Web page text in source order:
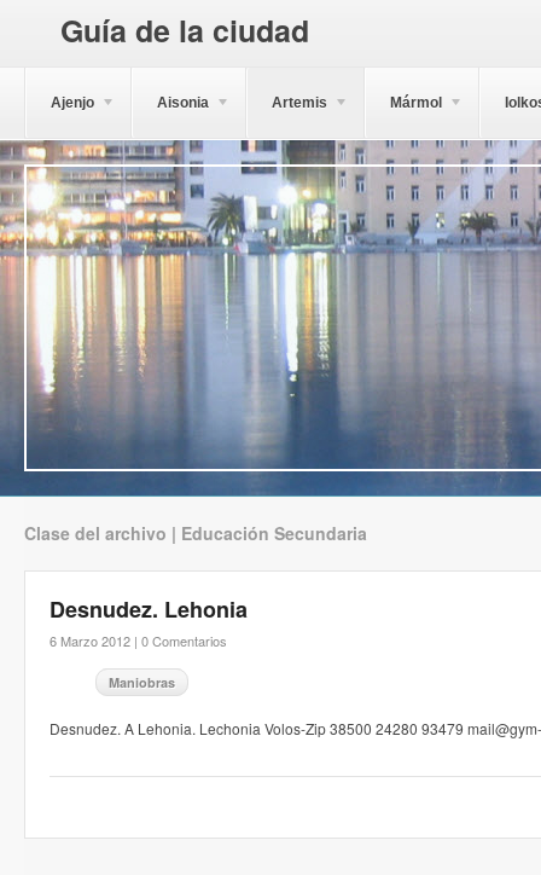
Guía de la ciudad
Ajenjo Aisonia Artemis Mármol
Clase del archivo | Educación Secundaria
Desnudez. Lehonia
6 Marzo 2012 | 0 Comentarios
Maniobras
Desnudez. A Lehonia. Lechonia Volos-Zip 38500 24280 93479